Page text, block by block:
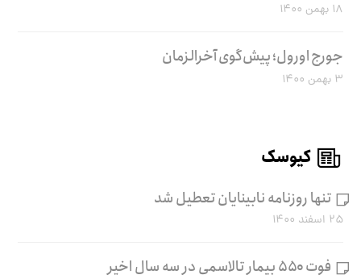
۱۸ بهمن ۱۴۰۰
جورج اورول؛ پیش‌گوی آخرالزمان
۳ بهمن ۱۴۰۰
کیوسک
تنها روزنامه نابینایان تعطیل شد
۲۵ اسفند ۱۴۰۰
فوت ۵۵۰ بیمار تالاسمی در سه سال اخیر